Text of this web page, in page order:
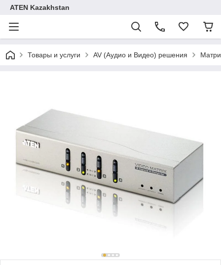
ATEN Kazakhstan
Товары и услуги AV (Аудио и Видео) решения